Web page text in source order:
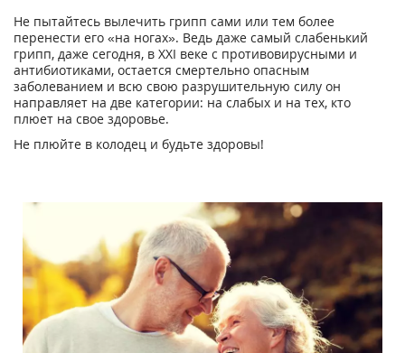
Не пытайтесь вылечить грипп сами или тем более
перенести его «на ногах». Ведь даже самый слабенький
грипп, даже сегодня, в XXI веке с противовирусными и
антибиотиками, остается смертельно опасным
заболеванием и всю свою разрушительную силу он
направляет на две категории: на слабых и на тех, кто
плюет на свое здоровье.
Не плюйте в колодец и будьте здоровы!